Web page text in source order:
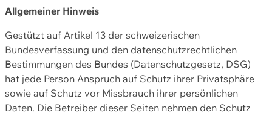
Allgemeiner Hinweis
Gestützt auf Artikel 13 der schweizerischen
Bundesverfassung und den datenschutzrechtlichen
Bestimmungen des Bundes (Datenschutzgesetz, DSG)
hat jede Person Anspruch auf Schutz ihrer Privatsphäre
sowie auf Schutz vor Missbrauch ihrer persönlichen
Daten. Die Betreiber dieser Seiten nehmen den Schutz